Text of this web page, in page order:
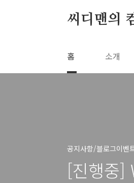
씨디맨의
홈 소개
공지사항/블로그이벤
[진행중